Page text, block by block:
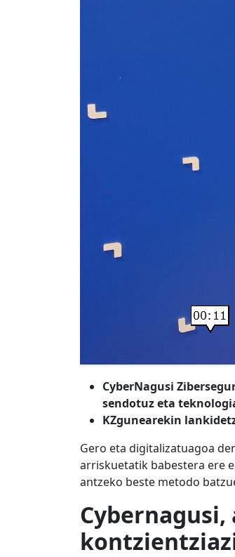
CyberNagusi
sendotuz eta
KZgunearekin
Gero eta digitalizatuagoa
arriskuetatik babestera ere
antzeko beste metodo